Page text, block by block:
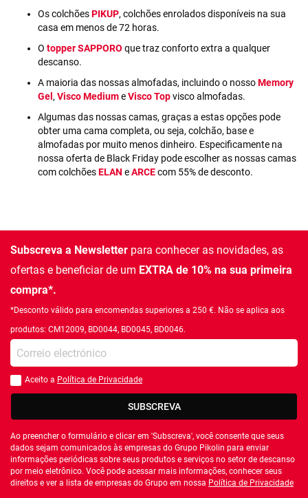
Os colchõesPIKUP, colchões enrolados disponíveis na sua
casa em menos de 72 horas.
O topper SAPPORO que traz conforto extra a qualquer
descanso.
A maioria das nossas almofadas, incluindo o nossoMemory
Gel , Visco MediumeVisco Topvisco almofadas.
Algumas das nossas camas, graças a estas opções pode
obter uma cama completa, ou seja, colchão, base e
almofadas por muito menos dinheiro. Especificamente na
nossa oferta de Black Friday pode escolher as nossas camas
com colchõesELAN eARCEcom 55% de desconto.
Subscreva a Newsletter para conhecer as novidades, as
ofertas e beneficiar de um EXTRA de 10% na sua primeira
compra*.
*Desconto válido para encomendas superiores a 250 €. Não se aplica aos
produtos: CM12009, BD0044, BD0045, BD0046.
Introduza o seu email
Você deve aceitar a política de privacidade
Aceito a Política de Privacidade
SUBSCREVA
Ao preencher o formulário e clicar em 'Subscreva', você consente que seus
dados sejam comunicados às empresas do Grupo Pikolin para enviar
informações periódicas sobre seus produtos e serviços no setor de descanso
por meio eletrônico. Você pode acessar mais informações, conhecer seus
direitos e ver a lista de empresas do Grupo em nossa Política de Privacidade